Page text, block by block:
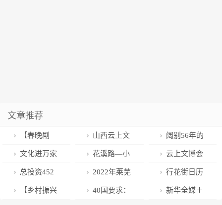
文章推荐
【春晚剧
透】这些小曲
儿太上头！过
年必听BGM出
山西云上文
博会，大！
有！可！观！
阔别56年的
国宝南宋密山
棉毯首次回家
展出！
文化进万家
｜尝美食、买
年货……节庆
花溪路—小
鸦路节点互通
工程完成今年
云上文博会
上线，亮点纷
呈不容错过…
总投资452
亿！隆基绿能
2022年莱芜
区高庄街道
行花街日历
来了！广东人
【乡村振兴 40国要求： 新华全媒＋